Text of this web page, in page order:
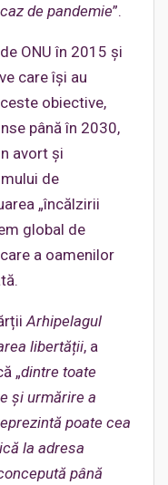
de pandemie”.
ONU în 2015 și
care își au
obiective,
până în 2030,
avort și
de
„încălzirii
global de
a oamenilor
Arhipelagul
libertății, a
„dintre toate
și urmărire a
poate cea
la adresa
până